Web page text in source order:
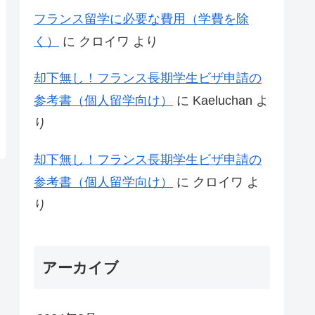
フランス留学に必要な費用（学費を除
く）
に クロイワ より
却下無し！フランス長期学生ビザ申請の
参考書（個人留学向け）
に Kaeluchan よ
り
却下無し！フランス長期学生ビザ申請の
参考書（個人留学向け）
に クロイワ よ
り
アーカイブ